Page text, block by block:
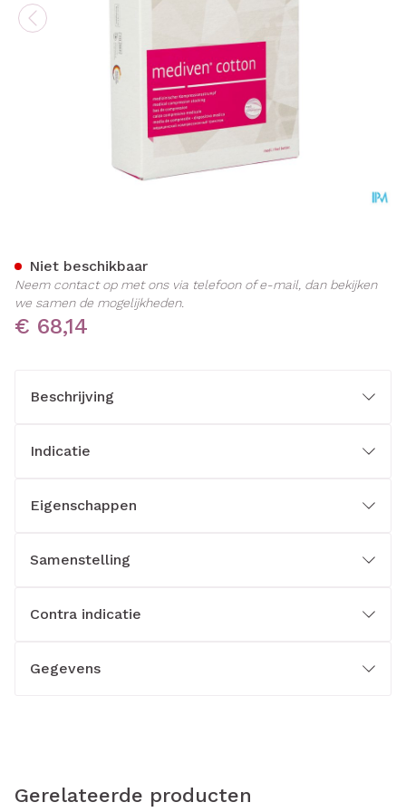
€ 68,14
Niet beschikbaar
Neem contact op met ons via telefoon of e-mail, dan bekijken
we samen de mogelijkheden.
Beschrijving
Indicatie
Eigenschappen
Samenstelling
Contra indicatie
Gegevens
Gerelateerde producten